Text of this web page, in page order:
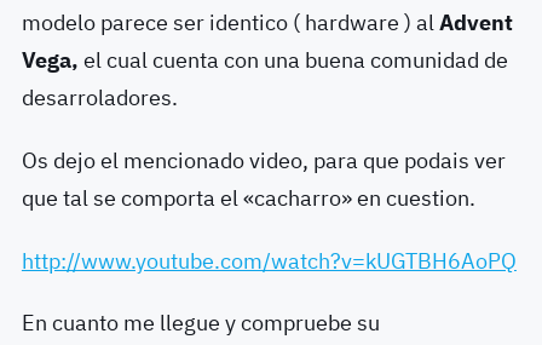
modelo parece ser identico ( hardware ) alAdvent
Vega, el cual cuenta con una buena comunidad de
desarroladores.
Os dejo el mencionado video, para que podais ver
que tal se comporta el «cacharro» en cuestion.
http://www.youtube.com/watch?v=kUGTBH6AoPQ
En cuanto me llegue y compruebe su